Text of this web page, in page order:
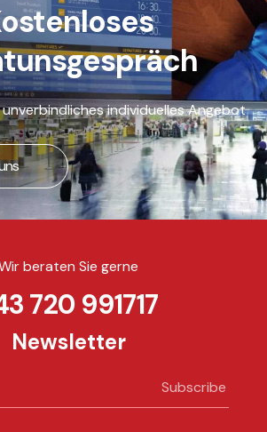
unverbindliches individuelles Angebot
beraten Sie gerne
720 991717
Newsletter
Subscribe